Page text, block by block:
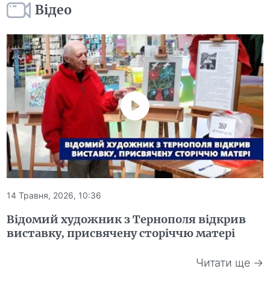
Відео
14 Травня, 2026, 10:36
Відомий художник з Тернополя відкрив
виставку, присвячену сторіччю матері
Читати ще →